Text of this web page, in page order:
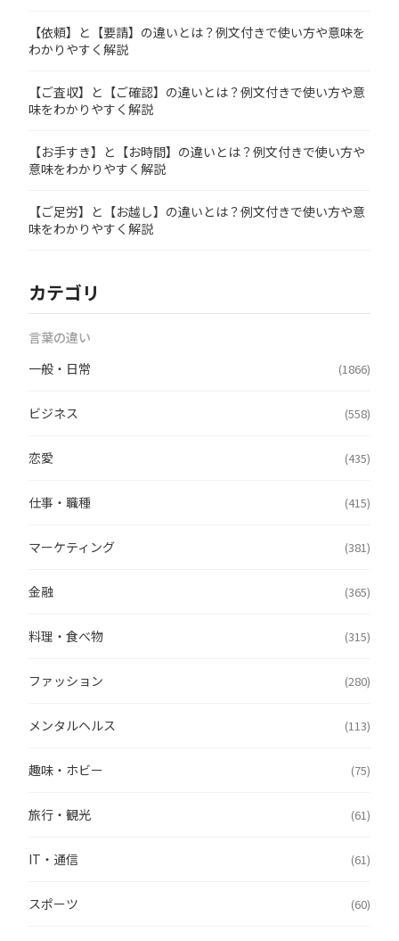
【依頼】と【要請】の違いとは？例文付きで使い方や意味を
わかりやすく解説
【ご査収】と【ご確認】の違いとは？例文付きで使い方や意
味をわかりやすく解説
【お手すき】と【お時間】の違いとは？例文付きで使い方や
意味をわかりやすく解説
【ご足労】と【お越し】の違いとは？例文付きで使い方や意
味をわかりやすく解説
カテゴリ
言葉の違い
一般・日常
(1866)
ビジネス (558)
恋愛 (435)
仕事・職種 (415)
マーケティング (381)
金融 (365)
料理・食べ物 (315)
ファッション (280)
メンタルヘルス (113)
趣味・ホビー (75)
旅行・観光 (61)
IT・通信 (61)
スポーツ (60)